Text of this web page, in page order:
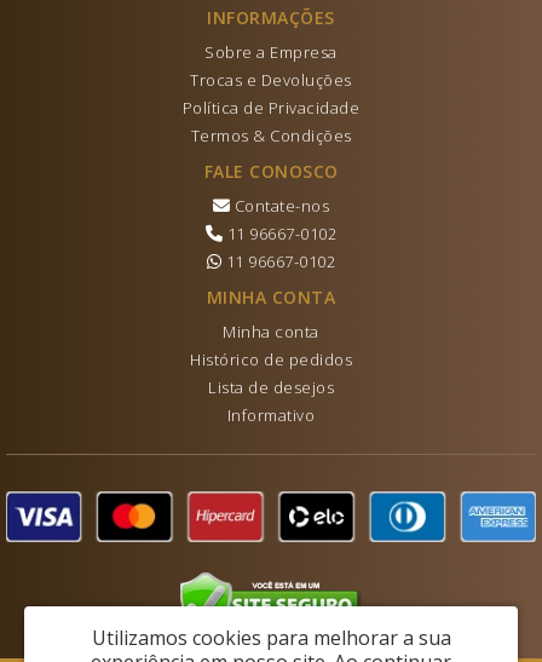
INFORMAÇÕES
Sobre a Empresa
Trocas e Devoluções
Política de Privacidade
Termos & Condições
FALE CONOSCO
Contate-nos
11 96667-0102
11 96667-0102
MINHA CONTA
Minha conta
Histórico de pedidos
Lista de desejos
Informativo
Utilizamos cookies para melhorar a sua